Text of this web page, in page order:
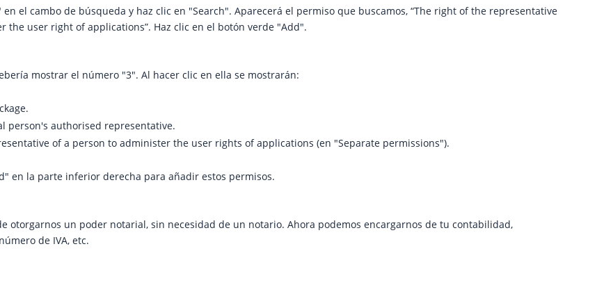
el cambo de búsqueda y haz clic en "Search". Aparecerá el permiso que buscamos, “The right of the representative
the user right of applications”. Haz clic en el botón verde "Add".
mostrar el número "3". Al hacer clic en ella se mostrarán:
person's authorised representative.
of a person to administer the user rights of applications (en "Separate permissions").
en la parte inferior derecha para añadir estos permisos.
otorgarnos un poder notarial, sin necesidad de un notario. Ahora podemos encargarnos de tu contabilidad,
de IVA, etc.